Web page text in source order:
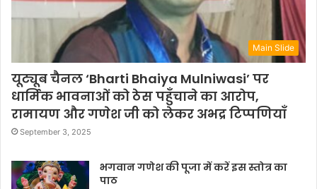
Main Slide
यूट्यूब चैनल ‘Bharti Bhaiya Mulniwasi’ पर
धार्मिक भावनाओं को ठेस पहुँचाने का आरोप,
रामायण और गणेश जी को लेकर अभद्र टिप्पणियाँ
September 3, 2025
भगवान गणेश की पूजा में करें इस स्तोत्र का
पाठ